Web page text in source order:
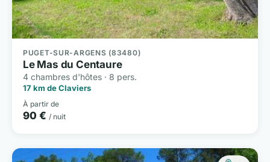
PUGET-SUR-ARGENS (83480)
Le Mas du Centaure
4 chambres d'hôtes · 8 pers.
17 km de Claviers
À partir de
90 € / nuit